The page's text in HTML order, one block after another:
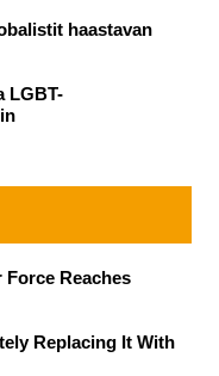
haastavan
LGBT-
Reaches
Replacing It With